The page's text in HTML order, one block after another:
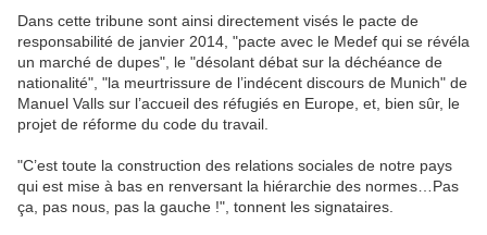
Dans cette tribune sont ainsi directement visés le pacte de
responsabilité de janvier 2014, "pacte avec le Medef qui se révéla
un marché de dupes", le "désolant débat sur la déchéance de
nationalité", "la meurtrissure de l’indécent discours de Munich" de
Manuel Valls sur l’accueil des réfugiés en Europe, et, bien sûr, le
projet de réforme du code du travail.
"C’est toute la construction des relations sociales de notre pays
qui est mise à bas en renversant la hiérarchie des normes…Pas
ça, pas nous, pas la gauche !", tonnent les signataires.